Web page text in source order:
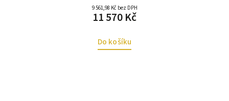
9 561,98 Kč bez DPH
11 570 Kč
Do košíku